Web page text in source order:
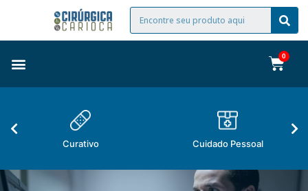
Curativo Cuidado Pessoal